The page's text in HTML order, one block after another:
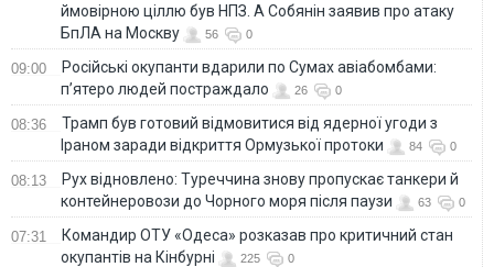
ймовірною ціллю був НПЗ. А Собянін заявив про атаку
БпЛА на Москву
56 0
09:00
Російські окупанти вдарили по Сумах авіабомбами:
п’ятеро людей постраждало
26 0
08:36
Трамп був готовий відмовитися від ядерної угоди з
Іраном заради відкриття Ормузької протоки
84 0
08:13
Рух відновлено: Туреччина знову пропускає танкери й
контейнеровози до Чорного моря після паузи
63 0
07:31
Командир ОТУ «Одеса» розказав про критичний стан
окупантів на Кінбурні
225 0